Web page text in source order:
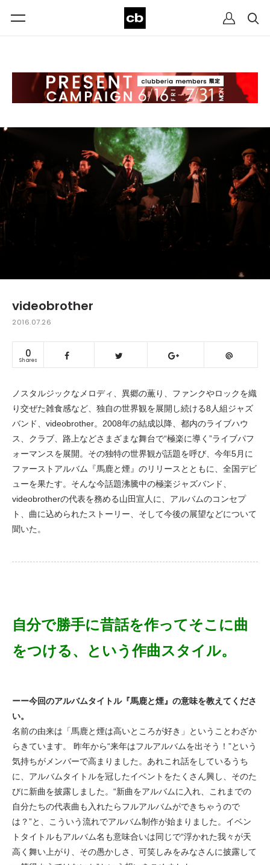
videobrother
2016.07.26
0
Shares
ノスタルジックなメロディ、異郷の薫り、ファンクやロックを織
り交ぜた雑食感など、独自の世界観を展開し続ける8人組ジャズ
バンド、videobrother。2008年の結成以降、都内のライブハウ
ス、クラブ、路上などさまざまな舞台で“極楽に導く”ライブパフ
ォーマンスを展開。その独特の世界観が話題を呼び、今年5月に
ファーストアルバム『馬鹿と煙』のリリースとともに、全国デビ
ューを果たす。そんな今話題沸騰中の極楽ジャズバンド、
videobrotherの代表を務める山田宣人に、アルバムのコンセプ
ト、曲に込められたストーリー、そして今後の展望などについて
聞いた。
自分で勝手に昔話を作ってそこに曲
をつける、という作曲スタイル。
ーー今回のアルバムタイトル『馬鹿と煙』の意味を教えてくださ
い。
名前の由来は「馬鹿と煙は高いところが好き」ということわざか
らきています。 昨年から“来年はフルアルバムを出そう！”という
気持ちがメンバーで高まりました。あれこれ話をしているうち
に、アルバムタイトルを冠したイベントをたくさん興し、そのた
びに新曲を披露しました。“新曲をアルバムに入れ、これまでの
自分たちの代表曲も入れたらフルアルバムができちゃうので
は？”と、こういう流れでアルバム制作が始まりました。イベン
トタイトルもアルバム名も意味合いは同じで“浮かれた我々が天
高く舞い上がり、その愚かしさ、可笑しみをみなさんに披露して